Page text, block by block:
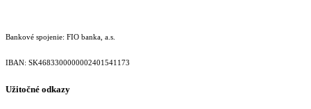
Bankové spojenie: FIO banka, a.s.
IBAN: SK46833000000­02401541173
Užitočné odkazy